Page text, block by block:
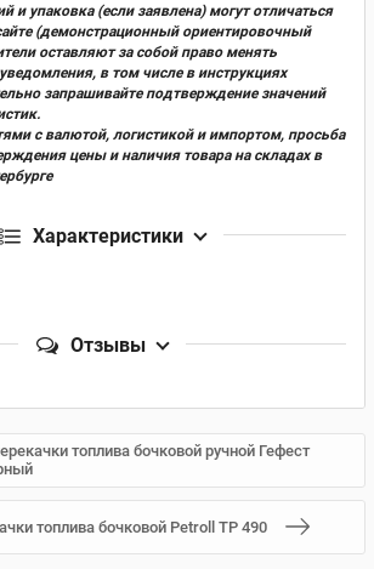
и упаковка (если заявлена) могут отличаться
(демонстрационный ориентировочный
оставляют за собой право менять
в том числе в инструкциях
запрашивайте подтверждение значений
с валютой, логистикой и импортом, просьба
цены и наличия товара на складах в
Характеристики
Отзывы
топлива бочковой ручной Гефест
топлива бочковой Petroll ТР 490